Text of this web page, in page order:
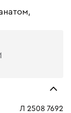
Л 2508 7692